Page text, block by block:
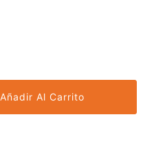
Añadir Al Carrito